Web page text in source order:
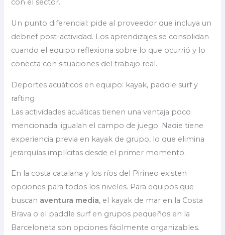
con el sector.
Un punto diferencial: pide al proveedor que incluya un
debrief post-actividad. Los aprendizajes se consolidan
cuando el equipo reflexiona sobre lo que ocurrió y lo
conecta con situaciones del trabajo real.
Deportes acuáticos en equipo: kayak, paddle surf y
rafting
Las actividades acuáticas tienen una ventaja poco
mencionada: igualan el campo de juego. Nadie tiene
experiencia previa en kayak de grupo, lo que elimina
jerarquías implícitas desde el primer momento.
En la costa catalana y los ríos del Pirineo existen
opciones para todos los niveles. Para equipos que
buscan aventura media, el kayak de mar en la Costa
Brava o el paddle surf en grupos pequeños en la
Barceloneta son opciones fácilmente organizables.